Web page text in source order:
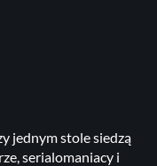
jednym stole siedzą
serialomaniacy i